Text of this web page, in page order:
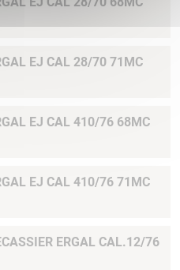
EJ CAL 28/70 71MC
EJ CAL 410/76 68MC
EJ CAL 410/76 71MC
ERGAL CAL.12/76